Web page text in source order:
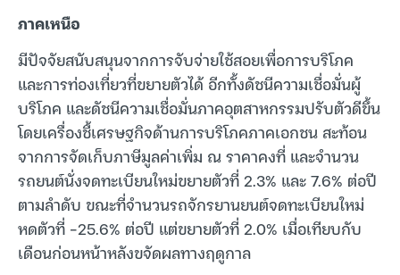
ภาคเหนือ
มีปัจจัยสนับสนุนจากการจับจ่ายใช้สอยเพื่อการบริโภค
และการท่องเที่ยวที่ขยายตัวได้ อีกทั้งดัชนีความเชื่อมั่นผู้
บริโภค และดัชนีความเชื่อมั่นภาคอุตสาหกรรมปรับตัวดีขึ้น
โดยเครื่องชี้เศรษฐกิจด้านการบริโภคภาคเอกชน สะท้อน
จากการจัดเก็บภาษีมูลค่าเพิ่ม ณ ราคาคงที่ และจำนวน
รถยนต์นั่งจดทะเบียนใหม่ขยายตัวที่ 2.3% และ 7.6% ต่อปี
ตามลำดับ ขณะที่จำนวนรถจักรยานยนต์จดทะเบียนใหม่
หดตัวที่ -25.6% ต่อปี แต่ขยายตัวที่ 2.0% เมื่อเทียบกับ
เดือนก่อนหน้าหลังขจัดผลทางฤดูกาล